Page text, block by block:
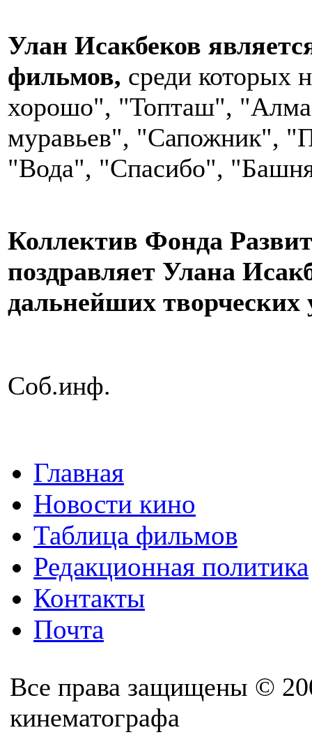
Улан Исакбеков
фильмов, среди которых
хорошо", "Топташ",
муравьев", "Сапожник",
"Вода", "Спасибо",
Коллектив Фонда
поздравляет Улана
дальнейших творческих
Соб.инф.
Главная
Новости кино
Таблица фильмов
Редакционная политика
Контакты
Почта
Все права защищены ©
кинематографа